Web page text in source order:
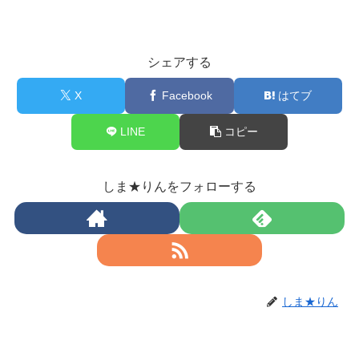
シェアする
X Facebook はてブ
LINE コピー
しま★りんをフォローする
しま★りん